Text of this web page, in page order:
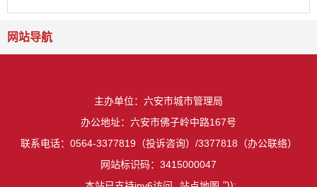
网站导航
主办单位：六安市城市管理局
办公地址：六安市佛子岭中路167号
联系电话：0564-3377819（投诉咨询）/3377818（办公联络）
网站标识码：3415000047
"));